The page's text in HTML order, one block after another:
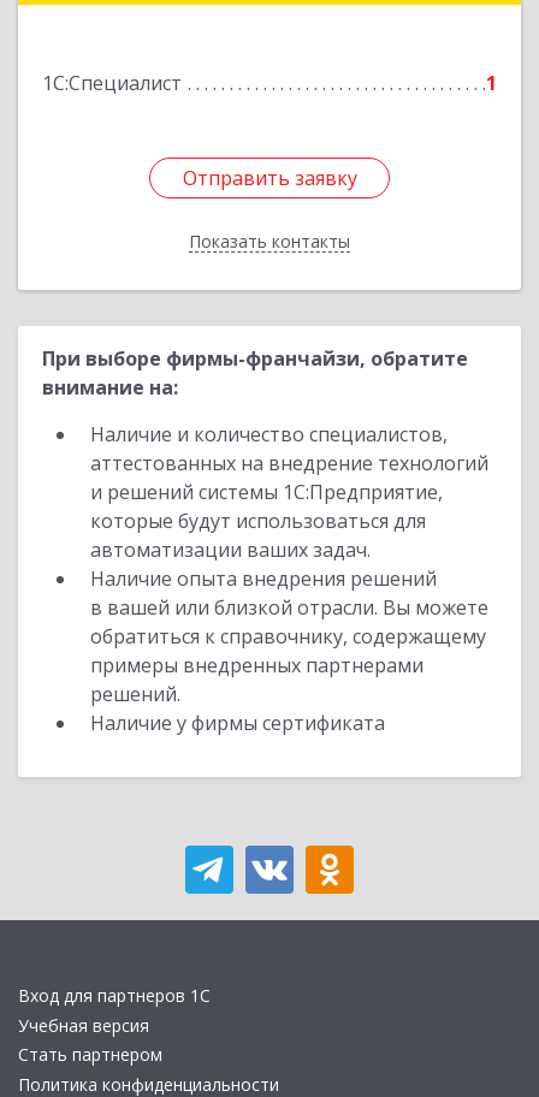
1С:Специалист 1
Отправить заявку
Показать контакты
Подробнее
Отправить заявку
Назад
При выборе фирмы-франчайзи, обратите
внимание на:
Наличие и количество специалистов,
аттестованных на внедрение технологий
и решений системы 1С:Предприятие,
которые будут использоваться для
автоматизации ваших задач.
Наличие опыта внедрения решений
в вашей или близкой отрасли. Вы можете
обратиться к справочнику, содержащему
примеры внедренных партнерами
решений.
Наличие у фирмы сертификата
Вход для партнеров 1С
Учебная версия
Стать партнером
Политика конфиденциальности